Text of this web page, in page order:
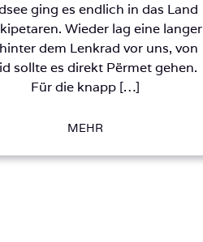
ging es endlich in das Land
Wieder lag eine langer
dem Lenkrad vor uns, von
sollte es direkt Përmet gehen.
Für die knapp […]
MEHR